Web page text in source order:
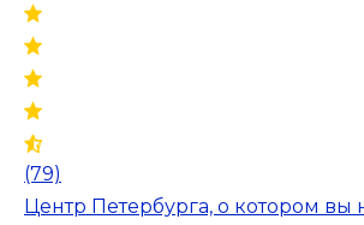
(79)
Центр Петербурга, о котором вы